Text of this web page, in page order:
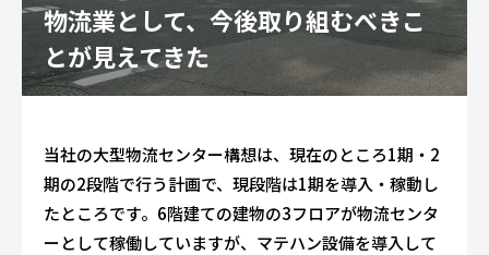
物流業として、今後取り組むべきこ
とが見えてきた
当社の大型物流センター構想は、現在のところ1期・2
期の2段階で行う計画で、現段階は1期を導入・稼動し
たところです。6階建ての建物の3フロアが物流センタ
ーとして稼働していますが、マテハン設備を導入して